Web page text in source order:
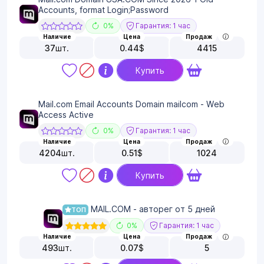
Accounts, format Login;Password
0% Гарантия: 1 час
Наличие
37шт.
Цена
0.44$
Продаж
4415
Купить
Mail.com Email Accounts Domain mailcom - Web
Access Active
0% Гарантия: 1 час
Наличие
4204шт.
Цена
0.51$
Продаж
1024
Купить
ТОП MAIL.COM - авторег от 5 дней
0% Гарантия: 1 час
Наличие
493шт.
Цена
0.07$
Продаж
5